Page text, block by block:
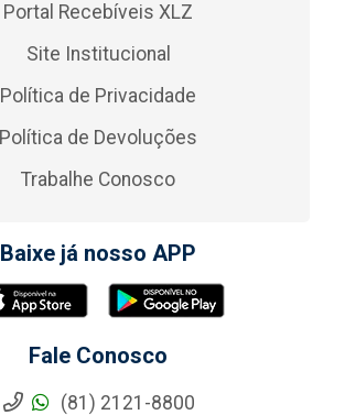
Portal Recebíveis XLZ
Site Institucional
Política de Privacidade
Política de Devoluções
Trabalhe Conosco
Baixe já nosso APP
Fale Conosco
(81) 2121-8800